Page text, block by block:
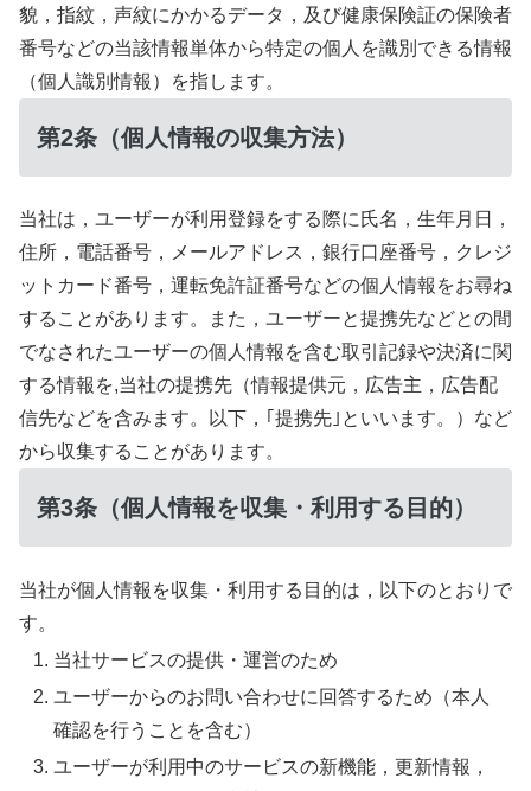
貌，指紋，声紋にかかるデータ，及び健康保険証の保険者
番号などの当該情報単体から特定の個人を識別できる情報
（個人識別情報）を指します。
第2条（個人情報の収集方法）
当社は，ユーザーが利用登録をする際に氏名，生年月日，
住所，電話番号，メールアドレス，銀行口座番号，クレジ
ットカード番号，運転免許証番号などの個人情報をお尋ね
することがあります。また，ユーザーと提携先などとの間
でなされたユーザーの個人情報を含む取引記録や決済に関
する情報を,当社の提携先（情報提供元，広告主，広告配
信先などを含みます。以下，｢提携先｣といいます。）など
から収集することがあります。
第3条（個人情報を収集・利用する目的）
当社が個人情報を収集・利用する目的は，以下のとおりで
す。
当社サービスの提供・運営のため
ユーザーからのお問い合わせに回答するため（本人
確認を行うことを含む）
ユーザーが利用中のサービスの新機能，更新情報，